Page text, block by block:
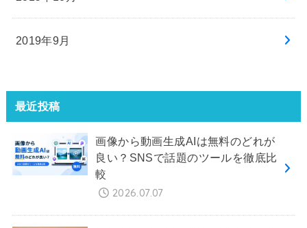
2019年9月
最近投稿
画像から動画生成AIは無料のどれが
良い？SNSで話題のツールを徹底比
較
2026.07.07